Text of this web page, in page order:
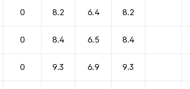
0 8.2 6.4 8.2
0 8.4 6.5 8.4
0 9.3 6.9 9.3